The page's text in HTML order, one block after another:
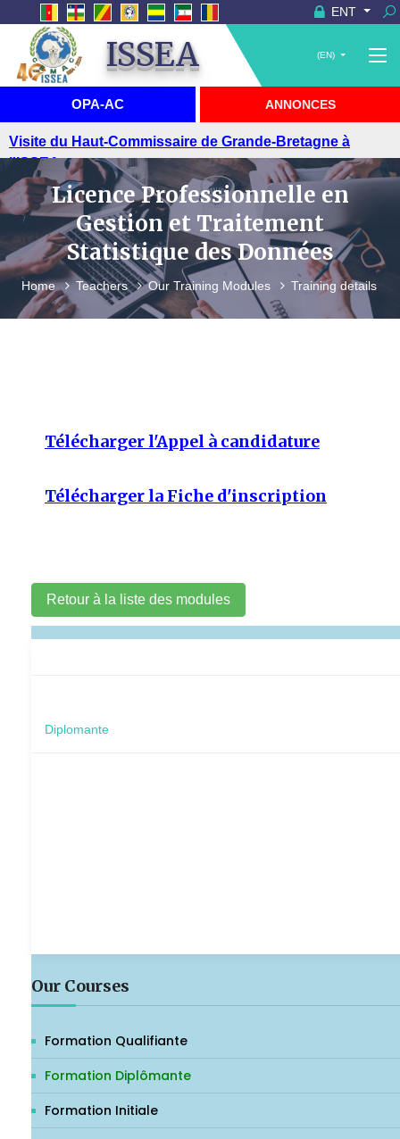
ENT
ISSEA (EN)
OPA-AC ANNONCES
Visite du Haut-Commissaire de Grande-Bretagne à
l'ISSEA
Licence Professionnelle en
Gestion et Traitement
Statistique des Données
Home Teachers Our Training Modules Training details
Télécharger l'Appel à candidature
Télécharger la Fiche d'inscription
Retour à la liste des modules
Diplomante
Our Courses
Formation Qualifiante
Formation Diplômante
Formation Initiale